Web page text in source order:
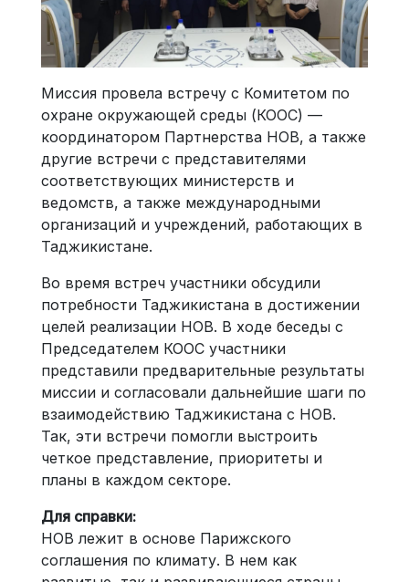
Миссия провела встречу с Комитетом по
охране окружающей среды (КООС) —
координатором Партнерства НОВ, а также
другие встречи с представителями
соответствующих министерств и
ведомств, а также международными
организаций и учреждений, работающих в
Таджикистане.
Во время встреч участники обсудили
потребности Таджикистана в достижении
целей реализации НОВ. В ходе беседы с
Председателем КООС участники
представили предварительные результаты
миссии и согласовали дальнейшие шаги по
взаимодействию Таджикистана с НОВ.
Так, эти встречи помогли выстроить
четкое представление, приоритеты и
планы в каждом секторе.
Для справки:
НОВ лежит в основе Парижского
соглашения по климату. В нем как